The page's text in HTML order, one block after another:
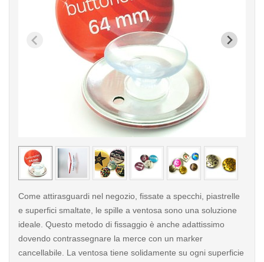
< /picture>
Come attirasguardi nel negozio, fissate a specchi, piastrelle
e superfici smaltate, le spille a ventosa sono una soluzione
ideale. Questo metodo di fissaggio è anche adattissimo
dovendo contrassegnare la merce con un marker
cancellabile. La ventosa tiene solidamente su ogni superficie